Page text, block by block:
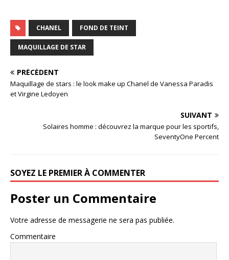
CHANEL FOND DE TEINT
MAQUILLAGE DE STAR
PRÉCÉDENT
Maquillage de stars : le look make up Chanel de Vanessa Paradis
et Virgine Ledoyen
SUIVANT
Solaires homme : découvrez la marque pour les sportifs,
SeventyOne Percent
SOYEZ LE PREMIER À COMMENTER
Poster un Commentaire
Votre adresse de messagerie ne sera pas publiée.
Commentaire